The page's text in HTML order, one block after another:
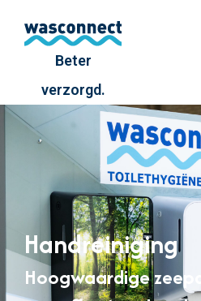
Beter
verzorgd.
Handreiniging
Hoogwaardige